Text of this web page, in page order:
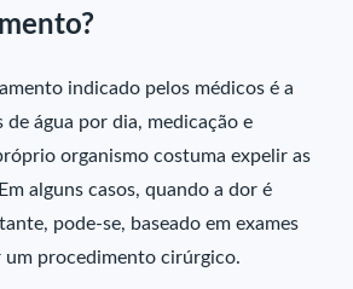
indicado pelos médicos é a
água por dia, medicação e
organismo costuma expelir as
alguns casos, quando a dor é
pode-se, baseado em exames
um procedimento cirúrgico.